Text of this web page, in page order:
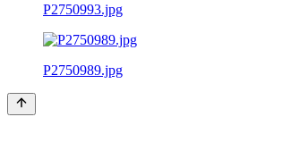
P2750993.jpg
P2750989.jpg